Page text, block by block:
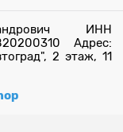
ИНН
Адрес:
2 этаж, 11